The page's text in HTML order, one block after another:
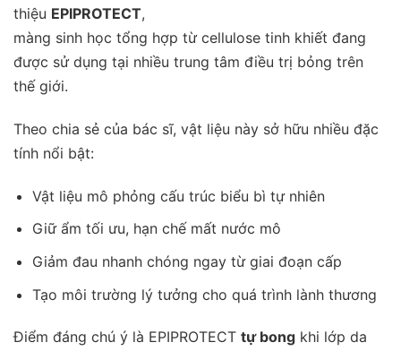
thiệu EPIPROTECT,
màng sinh học tổng hợp từ cellulose tinh khiết đang
được sử dụng tại nhiều trung tâm điều trị bỏng trên
thế giới.
Theo chia sẻ của bác sĩ, vật liệu này sở hữu nhiều đặc
tính nổi bật:
Vật liệu mô phỏng cấu trúc biểu bì tự nhiên
Giữ ẩm tối ưu, hạn chế mất nước mô
Giảm đau nhanh chóng ngay từ giai đoạn cấp
Tạo môi trường lý tưởng cho quá trình lành thương
Điểm đáng chú ý là EPIPROTECT tự bong khi lớp da